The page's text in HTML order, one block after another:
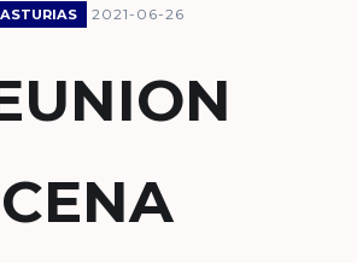
ASTURIAS 2021-06-26
CENA